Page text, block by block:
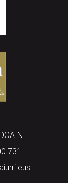
731